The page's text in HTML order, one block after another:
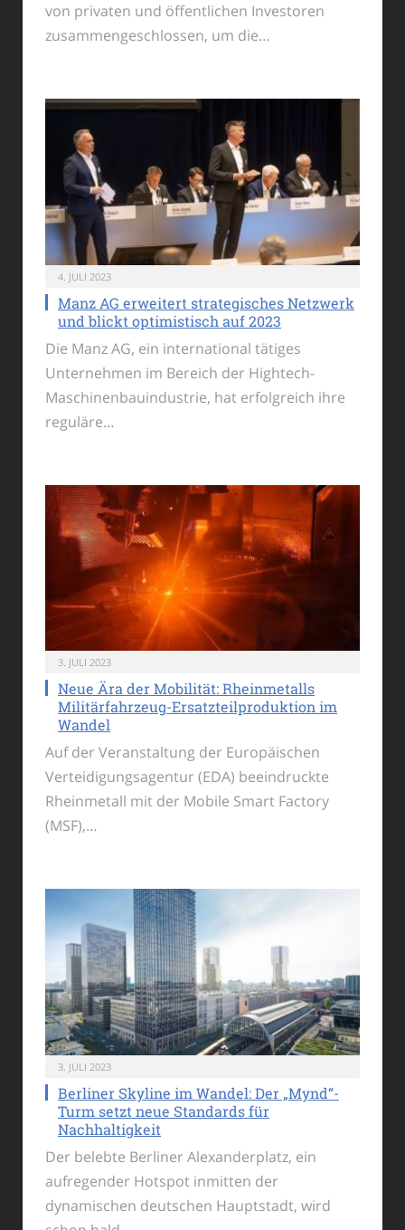
von privaten und öffentlichen Investoren
zusammengeschlossen, um die…
4. JULI 2023
Manz AG erweitert strategisches Netzwerk
und blickt optimistisch auf 2023
Die Manz AG, ein international tätiges
Unternehmen im Bereich der Hightech-
Maschinenbauindustrie, hat erfolgreich ihre
reguläre…
3. JULI 2023
Neue Ära der Mobilität: Rheinmetalls
Militärfahrzeug-Ersatzteilproduktion im
Wandel
Auf der Veranstaltung der Europäischen
Verteidigungsagentur (EDA) beeindruckte
Rheinmetall mit der Mobile Smart Factory
(MSF),…
3. JULI 2023
Berliner Skyline im Wandel: Der „Mynd“-
Turm setzt neue Standards für
Nachhaltigkeit
Der belebte Berliner Alexanderplatz, ein
aufregender Hotspot inmitten der
dynamischen deutschen Hauptstadt, wird